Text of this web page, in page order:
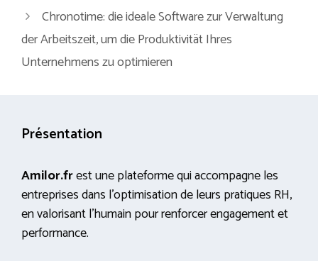
Chronotime: die ideale Software zur Verwaltung
der Arbeitszeit, um die Produktivität Ihres
Unternehmens zu optimieren
Présentation
Amilor.frest une plateforme qui accompagne les
entreprises dans l’optimisation de leurs pratiques RH,
en valorisant l’humain pour renforcer engagement et
performance.